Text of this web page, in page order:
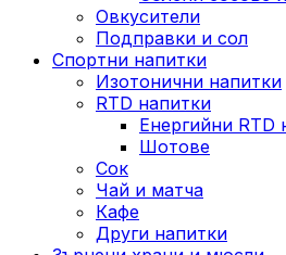
Овкусители
Подправки и сол
Спортни напитки
Изотонични напитки
RTD напитки
Енергийни RTD
Шотове
Сок
Чай и матча
Кафе
Други напитки